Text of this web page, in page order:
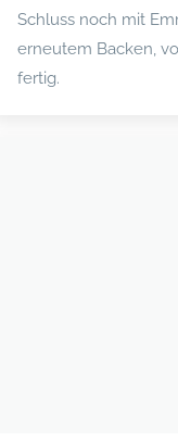
Schluss noch mit
erneutem Backen,
fertig.